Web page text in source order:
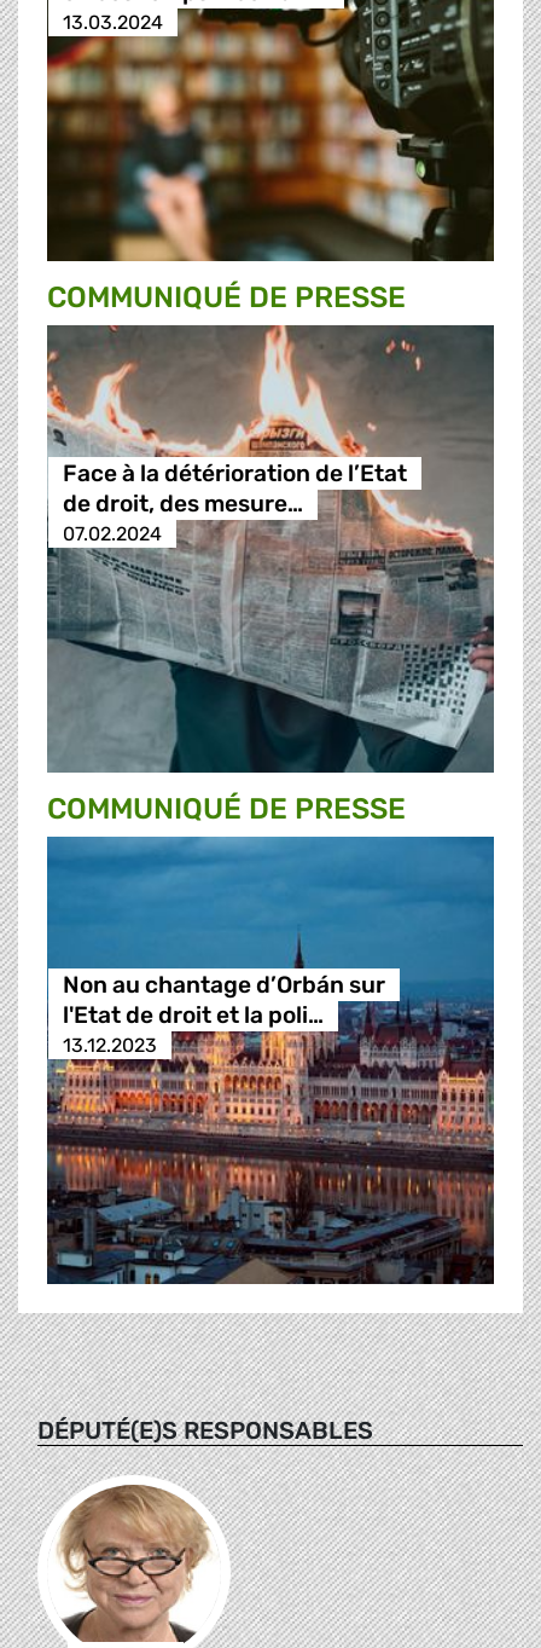
13.03.2024
COMMUNIQUÉ DE PRESSE
Face à la détérioration de l’Etat
de droit, des mesure…
07.02.2024
COMMUNIQUÉ DE PRESSE
Non au chantage d’Orbán sur
l'Etat de droit et la poli…
13.12.2023
DÉPUTÉ(E)S RESPONSABLES